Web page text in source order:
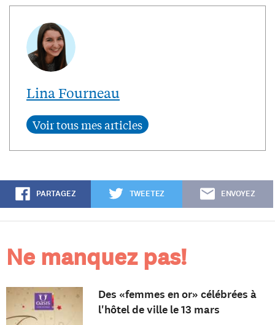
Lina Fourneau
PARTAGEZ TWEETEZ ENVOYEZ
Ne manquez pas!
Des «femmes en or» célébrées à
l'hôtel de ville le 13 mars